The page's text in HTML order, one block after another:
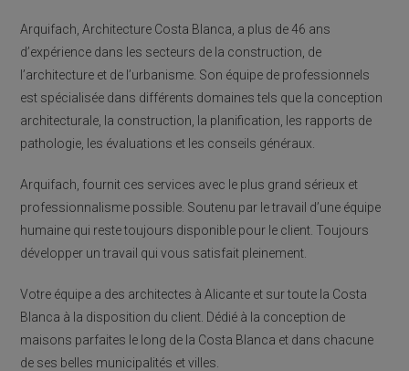
Arquifach, Architecture Costa Blanca, a plus de 46 ans
d’expérience dans les secteurs de la construction, de
l’architecture et de l’urbanisme. Son équipe de professionnels
est spécialisée dans différents domaines tels que la conception
architecturale, la construction, la planification, les rapports de
pathologie, les évaluations et les conseils généraux.
Arquifach, fournit ces services avec le plus grand sérieux et
professionnalisme possible. Soutenu par le travail d’une équipe
humaine qui reste toujours disponible pour le client. Toujours
développer un travail qui vous satisfait pleinement.
Votre équipe a des architectes à Alicante et sur toute la Costa
Blanca à la disposition du client. Dédié à la conception de
maisons parfaites le long de la Costa Blanca et dans chacune
de ses belles municipalités et villes.